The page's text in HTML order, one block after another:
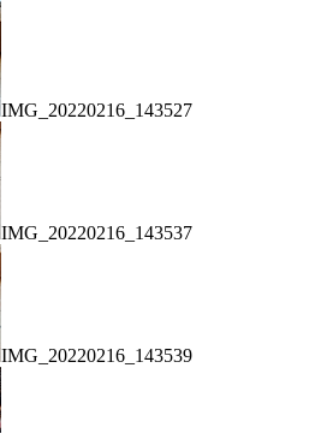
IMG_20220216_143527
IMG_20220216_143537
IMG_20220216_143539